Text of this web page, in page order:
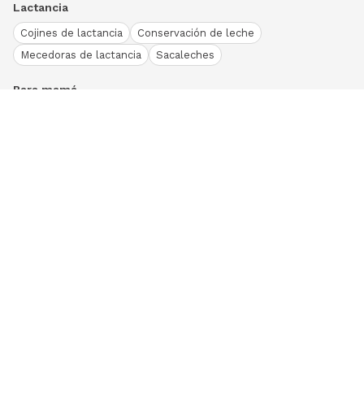
Lactancia
Cojines de lactancia
Conservación de leche
Mecedoras de lactancia
Sacaleches
Para mamá